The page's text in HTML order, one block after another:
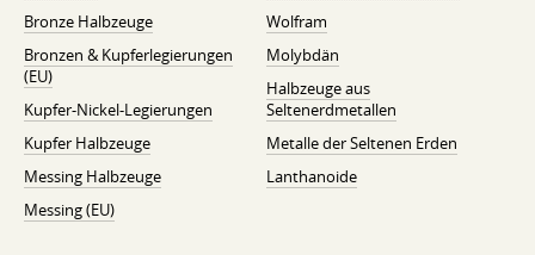
Bronze Halbzeuge
Bronzen & Kupferlegierungen
(EU)
Kupfer-Nickel-Legierungen
Kupfer Halbzeuge
Messing Halbzeuge
Messing (EU)
Wolfram
Molybdän
Halbzeuge aus
Seltenerdmetallen
Metalle der Seltenen Erden
Lanthanoide